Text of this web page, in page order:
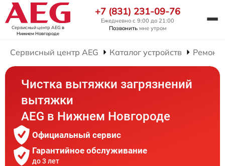
Сервисный центр AEG в
Нижнем Новгороде
+7 (831) 231-09-76
Ежедневно с 9:00 до 21:00
Позвонить мне утром
Сервисный центр AEG Каталог устройств Ремонт
Чистка вытяжки загрязнений
вытяжки
AEG в Нижнем Новгороде
Официальный сервис
Гарантийное обслуживание
до 3 лет